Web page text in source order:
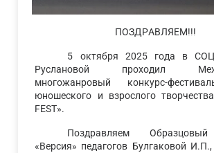
ПОЗДРАВЛЯЕМ!!!
5 октября 2025 года в
Руслановой проходил
многожанровый конкурс-
юношеского и взрослого
FEST».
Поздравляем
«Версия» педагогов Булгаковой